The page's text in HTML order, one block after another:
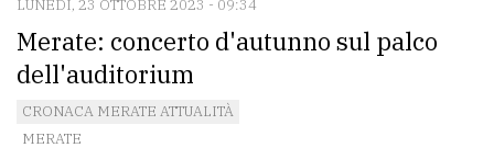
CONTATTI
La
redazione
Scrivici
LUNEDÌ, 23 OTTOBRE 2023 - 09:34
Merate: concerto d'autunno sul palco
dell'auditorium
CRONACA MERATE ATTUALITÀ
MERATE